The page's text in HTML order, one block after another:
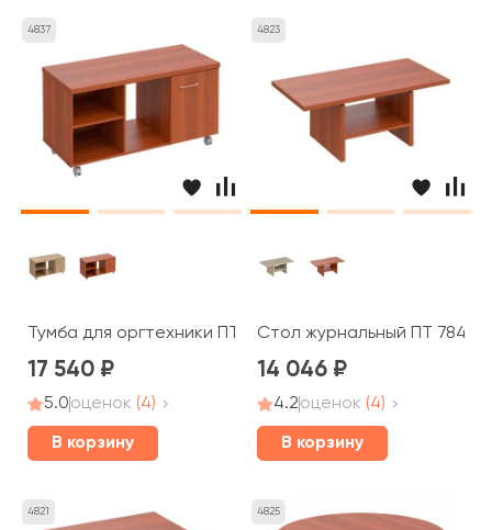
4837
Тумба для оргтехники ПТ 262 Patriot
17 540
5.0оценок (4)
В корзину
4823
Стол журнальный ПТ 784
14 046
4.2оценок (4)
В корзину
4821 4825